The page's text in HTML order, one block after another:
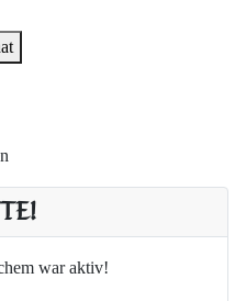
war aktiv!